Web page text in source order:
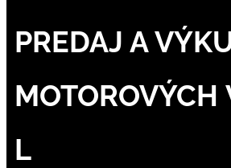
PREDAJ A
MOTOROVÝCH
L